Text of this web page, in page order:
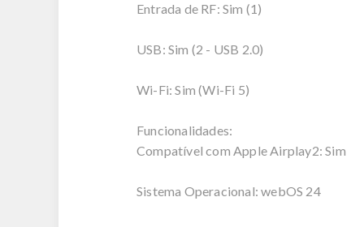
Entrada de RF: Sim (1)
USB: Sim (2 - USB 2.0)
Wi-Fi: Sim (Wi-Fi 5)
Funcionalidades:
Compatível com Apple Airplay2: Sim
Sistema Operacional: webOS 24